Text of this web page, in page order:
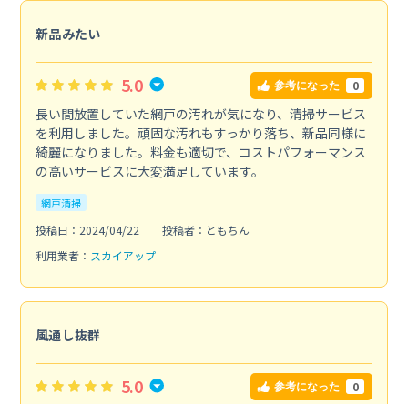
新品みたい
5.0 参考になった 0
長い間放置していた網戸の汚れが気になり、清掃サービス
を利用しました。頑固な汚れもすっかり落ち、新品同様に
綺麗になりました。料金も適切で、コストパフォーマンス
の高いサービスに大変満足しています。
網戸清掃
投稿日：2024/04/22
投稿者：ともちん
利用業者： スカイアップ
風通し抜群
5.0 参考になった 0